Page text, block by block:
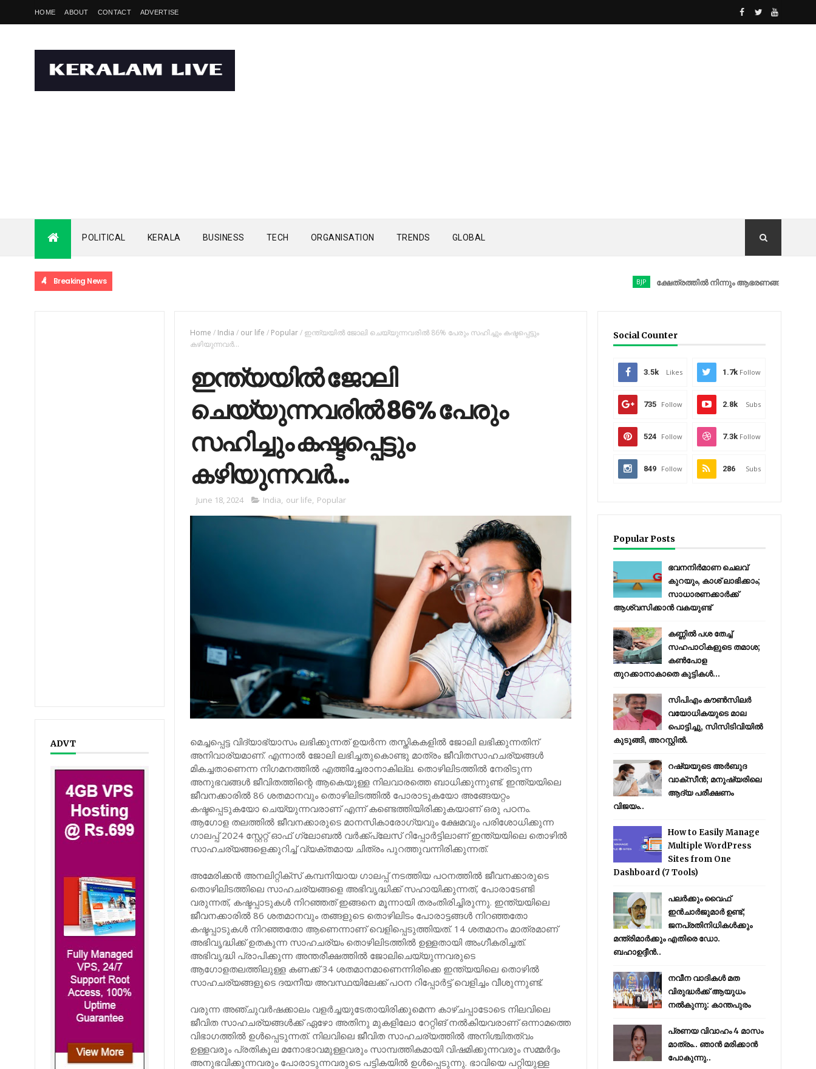
HOME ABOUT CONTACT ADVERTISE
POLITICAL KERALA BUSINESS TECH ORGANISATION TRENDS GLOBAL
Breaking News ക്ഷേത്രത്തിൽ നിന്നും ആഭരണങ്ങൾ കവർന്നു;
ADVT
Home / India / our life / Popular/ ഇന്ത്യയില്‍ ജോലി ചെയ്യുന്നവരിൽ 86% പേരും സഹിച്ചും കഷ്ടപ്പെട്ടും
കഴിയുന്നവർ...
ഇന്ത്യയില്‍ ജോലി
ചെയ്യുന്നവരിൽ 86% പേരും
സഹിച്ചും കഷ്ടപ്പെട്ടും
കഴിയുന്നവർ...
June 18, 2024 India, our life, Popular
മെച്ചപ്പെട്ട വിദ്യാഭ്യാസം ലഭിക്കുന്നത് ഉയർന്ന തസ്തികകളിൽ ജോലി ലഭിക്കുന്നതിന്
അനിവാര്യമാണ്. എന്നാൽ ജോലി ലഭിച്ചതുകൊണ്ടു മാത്രം ജീവിതസാഹചര്യങ്ങൾ
മികച്ചതാണെന്ന നിഗമനത്തിൽ എത്തിച്ചേരാനാകില്ല. തൊഴിലിടത്തിൽ നേരിടുന്ന
അനുഭവങ്ങൾ ജീവിതത്തിന്റെ ആകെയുള്ള നിലവാരത്തെ ബാധിക്കുന്നുണ്ട്. ഇന്ത്യയിലെ
ജീവനക്കാരിൽ 86 ശതമാനവും തൊഴിലിടത്തിൽ പോരാടുകയോ അങ്ങേയറ്റം
കഷ്ടപ്പെടുകയോ ചെയ്യുന്നവരാണ് എന്ന് കണ്ടെത്തിയിരിക്കുകയാണ് ഒരു പഠനം.
ആഗോള തലത്തിൽ ജീവനക്കാരുടെ മാനസികാരോഗ്യവും ക്ഷേമവും പരിശോധിക്കുന്ന
ഗാലപ്പ് 2024 സ്റ്റേറ്റ് ഓഫ് ഗ്ലോബൽ വർക്ക്‌പ്ലേസ് റിപ്പോർട്ടിലാണ് ഇന്ത്യയിലെ തൊഴിൽ
സാഹചര്യങ്ങളെക്കുറിച്ച് വ്യക്തമായ ചിത്രം പുറത്തുവന്നിരിക്കുന്നത്.
അമേരിക്കൻ അനലിറ്റിക്സ് കമ്പനിയായ ഗാലപ്പ് നടത്തിയ പഠനത്തിൽ ജീവനക്കാരുടെ
തൊഴിലിടത്തിലെ സാഹചര്യങ്ങളെ അഭിവൃദ്ധിക്ക് സഹായിക്കുന്നത്, പോരാടേണ്ടി
വരുന്നത്, കഷ്ടപ്പാടുകൾ നിറഞ്ഞത് ഇങ്ങനെ മൂന്നായി തരംതിരിച്ചിരുന്നു. ഇന്ത്യയിലെ
ജീവനക്കാരിൽ 86 ശതമാനവും തങ്ങളുടെ തൊഴിലിടം പോരാട്ടങ്ങൾ നിറഞ്ഞതോ
കഷ്ടപ്പാടുകൾ നിറഞ്ഞതോ ആണെന്നാണ് വെളിപ്പെടുത്തിയത്. 14 ശതമാനം മാത്രമാണ്
അഭിവൃദ്ധിക്ക് ഉതകുന്ന സാഹചര്യം തൊഴിലിടത്തിൽ ഉള്ളതായി അംഗീകരിച്ചത്.
അഭിവൃദ്ധി പ്രാപിക്കുന്ന അന്തരീക്ഷത്തിൽ ജോലിചെയ്യുന്നവരുടെ
ആഗോളതലത്തിലുള്ള കണക്ക് 34 ശതമാനമാണെന്നിരിക്കെ ഇന്ത്യയിലെ തൊഴിൽ
സാഹചര്യങ്ങളുടെ ദയനീയ അവസ്ഥയിലേക്ക് പഠന റിപ്പോർട്ട് വെളിച്ചം വീശുന്നുണ്ട്.
വരുന്ന അഞ്ചുവർഷക്കാലം വളർച്ചയുടേതായിരിക്കുമെന്ന കാഴ്ചപ്പാടോടെ നിലവിലെ
ജീവിത സാഹചര്യങ്ങൾക്ക് ഏഴോ അതിനു മുകളിലോ റേറ്റിങ് നൽകിയവരാണ് ഒന്നാമത്തെ
വിഭാഗത്തിൽ ഉൾപ്പെടുന്നത്. നിലവിലെ ജീവിത സാഹചര്യത്തിൽ അനിശ്ചിതത്വം
ഉള്ളവരും പ്രതികൂല മനോഭാവമുള്ളവരും സാമ്പത്തികമായി വിഷമിക്കുന്നവരും സമ്മർദ്ദം
അനുഭവിക്കുന്നവരും പോരാടുന്നവരുടെ പട്ടികയിൽ ഉൾപ്പെടുന്നു. ഭാവിയെ പറ്റിയുള്ള
Social Counter
3.5k Likes 1.7k Follow
735 Follow 2.8k Subs
524 Follow 7.3k Follow
849 Follow 286 Subs
Popular Posts
ഭവനനിർമാണ ചെലവ്
കുറയും, കാശ് ലാഭിക്കാം;
സാധാരണക്കാർക്ക്
ആശ്വസിക്കാൻ വകയുണ്ട്
കണ്ണിൽ പശ തേച്ച്
സഹപാഠികളുടെ തമാശ;
കൺപോള
തുറക്കാനാകാതെ കുട്ടികൾ...
സിപിഎം കൗണ്‍സിലര്‍
വയോധികയുടെ മാല
പൊട്ടിച്ചു, സിസിടിവിയില്‍
കുടുങ്ങി, അറസ്റ്റില്‍.
റഷ്യയുടെ അര്‍ബുദ
വാക്‌സീന്‍; മനുഷ്യരിലെ
ആദ്യ പരീക്ഷണം
വിജയം..
How to Easily Manage
Multiple WordPress
Sites from One
Dashboard (7 Tools)
പലർക്കും വൈഫ്
ഇൻചാർജുമാർ ഉണ്ട്;
ജനപ്രതിനിധികൾക്കും
മന്ത്രിമാർക്കും എതിരെ ഡോ.
ബഹാഉദ്ദീൻ..
നവീന വാദികൾ മത
വിരുദ്ധർക്ക് ആയുധം
നൽകുന്നു: കാന്തപുരം
പ്രണയ വിവാഹം 4 മാസം
മാത്രം.. ഞാൻ മരിക്കാൻ
പോകുന്നു..